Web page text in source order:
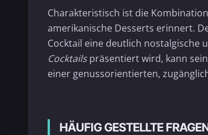
Charakteristisch ist die
amerikanische Desserts erinnert.
Cocktail eine deutlich nostalgische
Cocktailspräsentiert wird, kann
einer genussorientierten,
HÄUFIG GESTELLTE